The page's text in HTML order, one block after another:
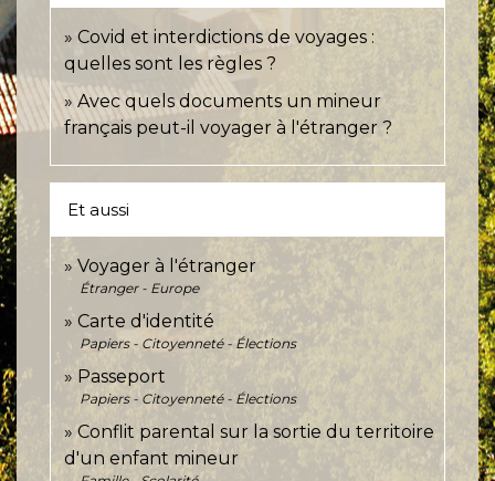
Covid et interdictions de voyages :
quelles sont les règles ?
Avec quels documents un mineur
français peut-il voyager à l'étranger ?
Et aussi
Voyager à l'étranger
Étranger - Europe
Carte d'identité
Papiers - Citoyenneté - Élections
Passeport
Papiers - Citoyenneté - Élections
Conflit parental sur la sortie du territoire
d'un enfant mineur